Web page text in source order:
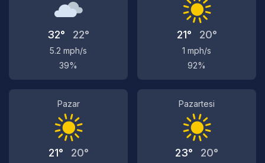
32° 22°
5.2 mph/s
39%
21° 20°
1 mph/s
92%
Pazar
21° 20°
Pazartesi
23° 20°